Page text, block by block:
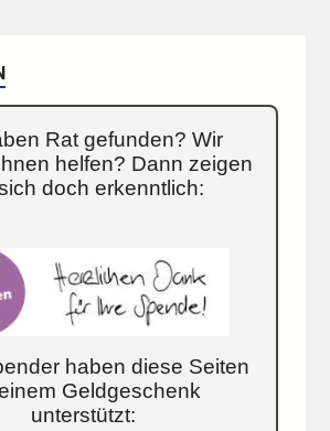
Rat gefunden? Wir
helfen? Dann zeigen
doch erkenntlich:
haben diese Seiten
Geldgeschenk
unterstützt: